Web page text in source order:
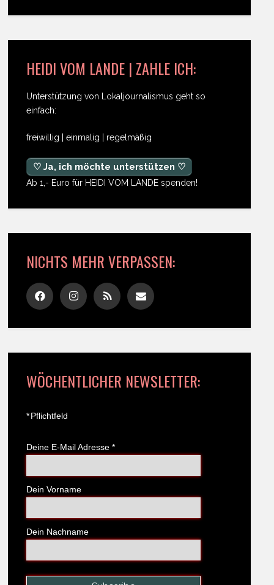
HEIDI VOM LANDE | ZAHLE ICH:
Unterstützung von Lokaljournalismus geht so
einfach:
freiwillig | einmalig | regelmäßig
♡ Ja, ich möchte unterstützen ♡
Ab 1,- Euro für HEIDI VOM LANDE spenden!
NICHTS MEHR VERPASSEN:
WÖCHENTLICHER NEWSLETTER:
*Pflichtfeld
Deine E-Mail Adresse *
Dein Vorname
Dein Nachname